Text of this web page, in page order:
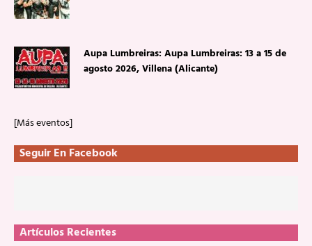
Aupa Lumbreiras: Aupa Lumbreiras: 13 a 15 de
agosto 2026, Villena (Alicante)
[Más eventos]
Seguir En Facebook
Artículos Recientes